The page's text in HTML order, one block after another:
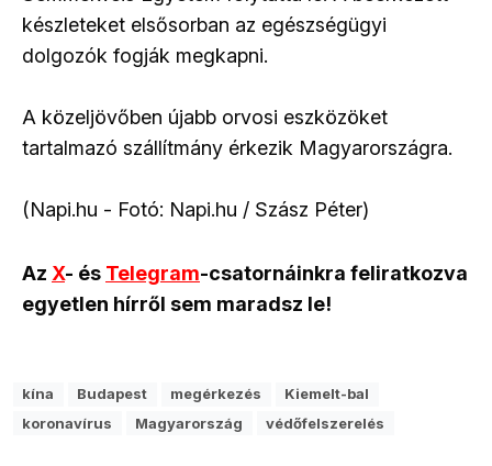
készleteket elsősorban az egészségügyi
dolgozók fogják megkapni.
A közeljövőben újabb orvosi eszközöket
tartalmazó szállítmány érkezik Magyarországra.
(Napi.hu - Fotó: Napi.hu / Szász Péter)
Az X- és Telegram-csatornáinkra feliratkozva
egyetlen hírről sem maradsz le!
kína Budapest megérkezés
Kiemelt-bal
koronavírus
Magyarország védőfelszerelés